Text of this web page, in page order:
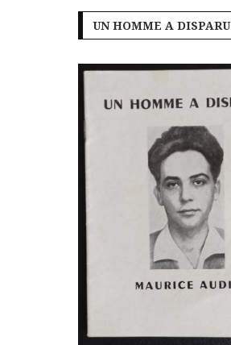
UN HOMME A DISPARU